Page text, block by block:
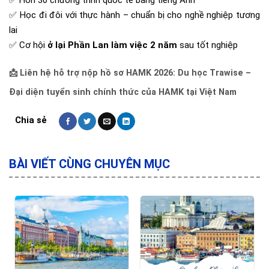
✅ Học đi đôi với thực hành – chuẩn bị cho nghề nghiệp tương
lai
✅ Cơ hội ở lại Phần Lan làm việc 2 năm sau tốt nghiệp
📩 Liên hệ hỗ trợ nộp hồ sơ HAMK 2026: Du học Trawise –
Đại diện tuyển sinh chính thức của HAMK tại Việt Nam
BÀI VIẾT CÙNG CHUYÊN MỤC